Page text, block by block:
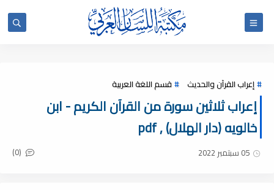
إعراب القرآن والحديث قسم اللغة العربية
إعراب ثلاثين سورة من القرآن الكريم - ابن
خالويه (دار الهلال) , pdf
05 سبتمبر 2022 (0)